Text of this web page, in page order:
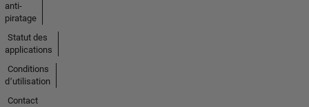
anti-
piratage
Statut des
applications
Conditions
d՚utilisation
Contact